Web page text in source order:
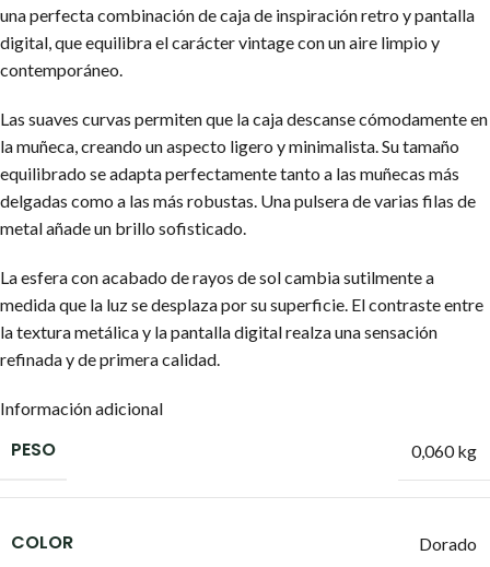
una perfecta combinación de caja de inspiración retro y pantalla
digital, que equilibra el carácter vintage con un aire limpio y
contemporáneo.
Las suaves curvas permiten que la caja descanse cómodamente en
la muñeca, creando un aspecto ligero y minimalista. Su tamaño
equilibrado se adapta perfectamente tanto a las muñecas más
delgadas como a las más robustas. Una pulsera de varias filas de
metal añade un brillo sofisticado.
La esfera con acabado de rayos de sol cambia sutilmente a
medida que la luz se desplaza por su superficie. El contraste entre
la textura metálica y la pantalla digital realza una sensación
refinada y de primera calidad.
Información adicional
PESO 0,060 kg
COLOR Dorado